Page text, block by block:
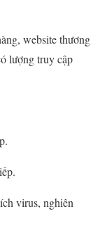
website thương
lượng truy cập
virus, nghiên